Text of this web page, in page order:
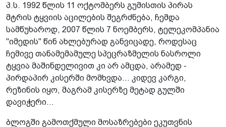
პ.ს. 1992 წლის 11 ოქტომბერს გუმისთის პირას
მტრის ტყვიის აცილების შეგრძნება, ჩემდა
სამწუხაროდ, 2007 წლის 7 ნოემბერს, ტელეკომპანია
"იმედის" წინ ახლებურად განვიცადე, როდესაც
ჩემივე თანამემამულე სპეცრაზმელის ნასროლი
ტყვია მაშინდელივით კი არ ამცდა, არამედ -
პირდაპირ კისერში მომხვდა... კიდევ კარგი,
რეზინის იყო, მაგრამ კისერზე მეტად გულში
დავიჭერი...
ბლოგში გამოთქმული მოსაზრებები ეკუთვნის